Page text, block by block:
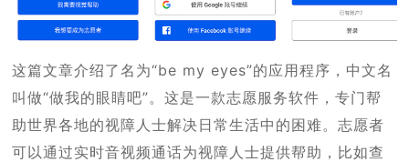
这篇文章介绍了名为“be my eyes”的应用程序，中文名
叫做“做我的眼睛吧”。这是一款志愿服务软件，专门帮
助世界各地的视障人士解决日常生活中的困难。志愿者
可以通过实时音视频通话为视障人士提供帮助，比如查